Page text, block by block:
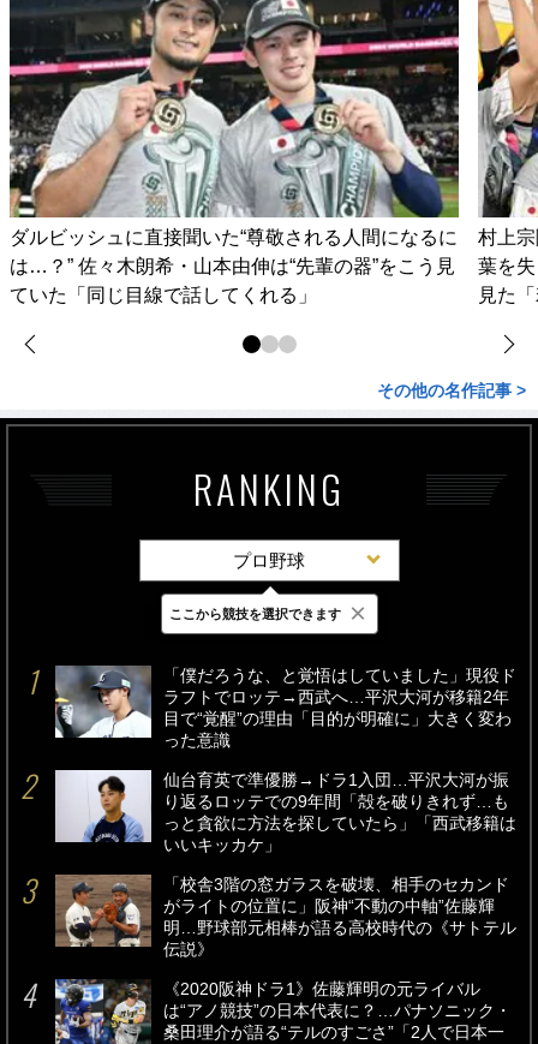
ダルビッシュに直接聞いた“尊敬される人間になるに
は…？” 佐々木朗希・山本由伸は“先輩の器”をこう見
ていた「同じ目線で話してくれる」
村上
葉を
見た
その他の名作記事 >
RANKING
プロ野球
最新 24時間 週間
「僕だろうな、と覚悟はしていました」現役ド
ラフトでロッテ→西武へ…平沢大河が移籍2年
目で“覚醒”の理由「目的が明確に」大きく変わ
った意識
仙台育英で準優勝→ドラ1入団…平沢大河が振
り返るロッテでの9年間「殻を破りきれず…も
っと貪欲に方法を探していたら」「西武移籍は
いいキッカケ」
「校舎3階の窓ガラスを破壊、相手のセカンド
がライトの位置に」阪神“不動の中軸”佐藤輝
明…野球部元相棒が語る高校時代の《サトテル
伝説》
《2020阪神ドラ1》佐藤輝明の元ライバル
は“アノ競技”の日本代表に？…パナソニック・
桑田理介が語る“テルのすごさ”「2人で日本一
ここから競技を選択できます ×